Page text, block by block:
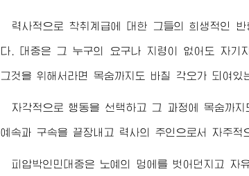
력사적으로 착취계급에 대한 그들의 희생적인
다. 대중은 그 누구의 요구나 지령이 없어도 자기
그것을 위해서라면 목숨까지도 바칠 각오가 되여있
자각적으로 행동을 선택하고 그 과정에 목숨까
예속과 구속을 끝장내고 력사의 주인으로서 자주적
피압박인민대중은 노예의 멍에를 벗어던지고